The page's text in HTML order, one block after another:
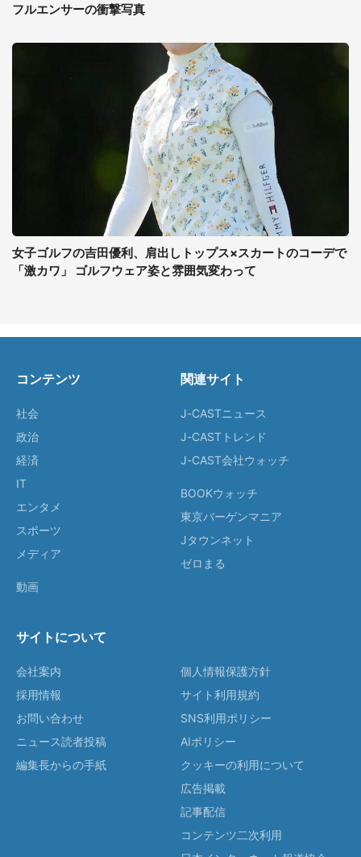
フルエンサーの衝撃写真
女子ゴルフの吉田優利、肩出しトップス×スカートのコーデで
「激カワ」 ゴルフウェア姿と雰囲気変わって
コンテンツ
社会
政治
経済
IT
エンタメ
スポーツ
メディア
動画
関連サイト
J-CASTニュース
J-CASTトレンド
J-CAST会社ウォッチ
BOOKウォッチ
東京バーゲンマニア
Jタウンネット
ゼロまる
サイトについて
会社案内
採用情報
お問い合わせ
ニュース読者投稿
編集長からの手紙
個人情報保護方針
サイト利用規約
SNS利用ポリシー
AIポリシー
クッキーの利用について
広告掲載
記事配信
コンテンツ二次利用